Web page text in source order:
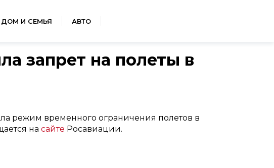
ДОМ И СЕМЬЯ АВТО
запрет на полеты в
режим временного ограничения полетов в
на сайте Росавиации.